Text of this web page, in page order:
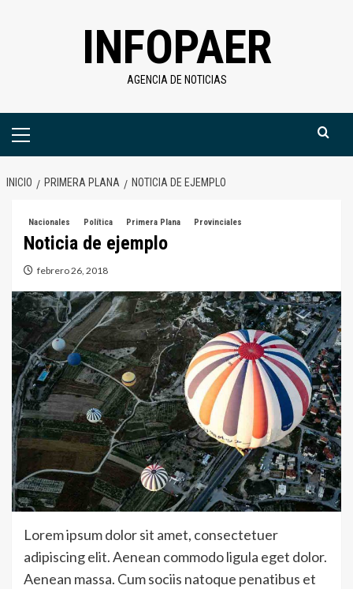
INFOPAER
AGENCIA DE NOTICIAS
Menú
INICIO PRIMERA PLANA NOTICIA DE EJEMPLO
Nacionales Política Primera Plana Provinciales
Noticia de ejemplo
febrero 26, 2018
Lorem ipsum dolor sit amet, consectetuer
adipiscing elit. Aenean commodo ligula eget dolor.
Aenean massa. Cum sociis natoque penatibus et